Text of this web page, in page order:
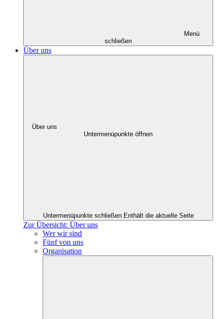
Menü
schließen
Über uns
Über uns
Untermenüpunkte öffnen
Untermenüpunkte schließen Enthält die aktuelle Seite
Zur Übersicht: Über uns
Wer wir sind
Fünf von uns
Organisation